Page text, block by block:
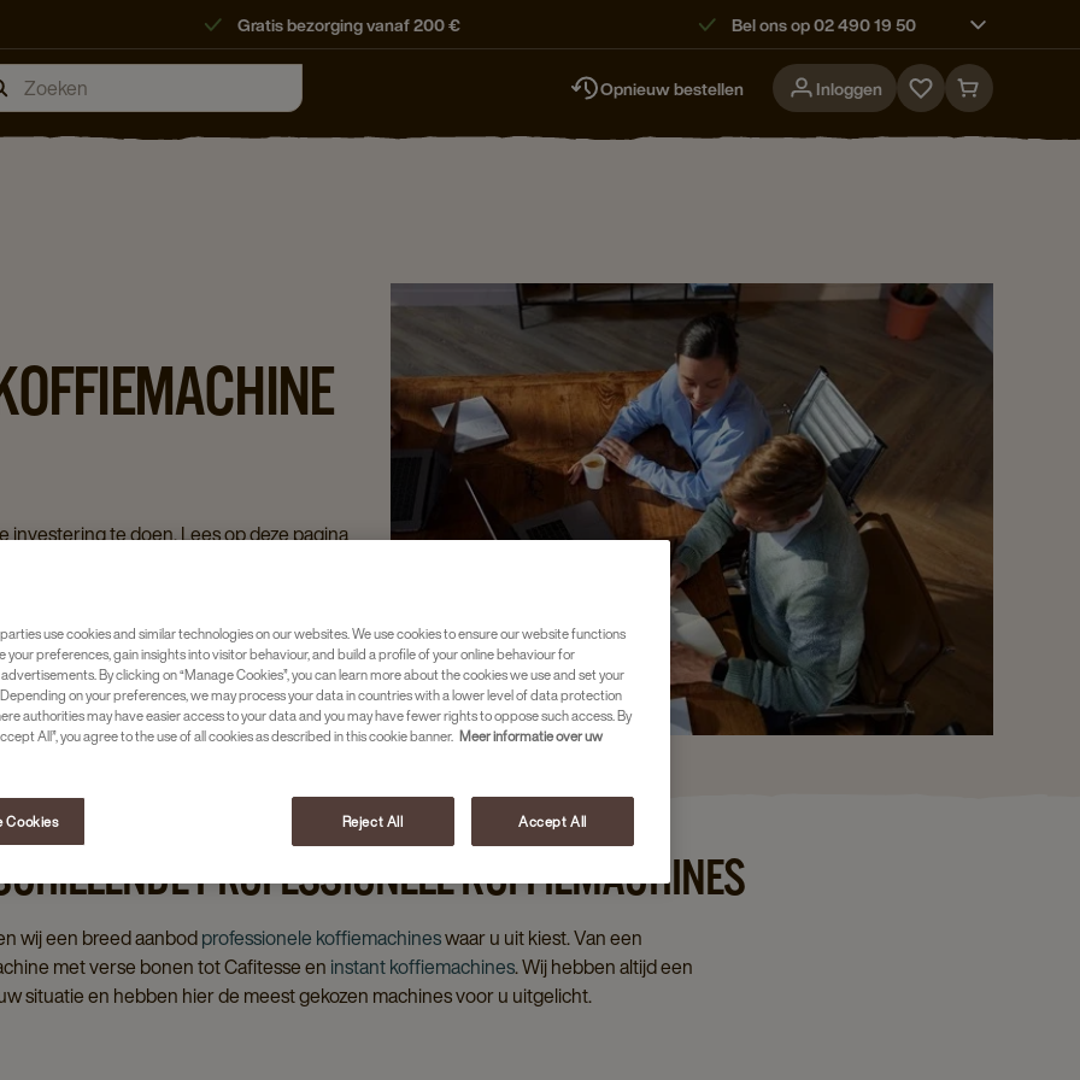
Gratis bezorging vanaf 200 € Bel ons op 02 490 19 50
Opnieuw bestellen Inloggen
Go
to
Go
to
te doen. Lees op deze pagina
bij JDE Professional. Vindt u het lastig
PROFESSIONELE KOFFIEMACHINES
wij een breed aanbodprofessionele koffiemachineswaar u uit kiest. Van een
met verse bonen tot Cafitesse en instant koffiemachines. Wij hebben altijd een
situatie en hebben hier de meest gekozen machines voor u uitgelicht.
use cookies and similar technologies on our websites. We use cookies to ensure our website functions
your preferences, gain insights into visitor behaviour, and build a profile of your online behaviour for
By clicking on “Manage Cookies”, you can learn more about the cookies we use and set your
on your preferences, we may process your data in countries with a lower level of data protection
authorities may have easier access to your data and you may have fewer rights to oppose such access. By
All”, you agree to the use of all cookies as described in this cookie banner. Meer informatie over uw
Cookies Reject All Accept All